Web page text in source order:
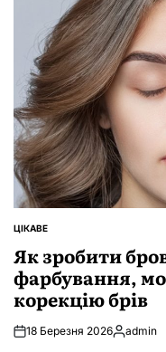
ОПУБЛІКУВАТИ
ЦІКАВЕ
Як зробити
фарбування,
корекцію брів
18 Березня 2026 admin